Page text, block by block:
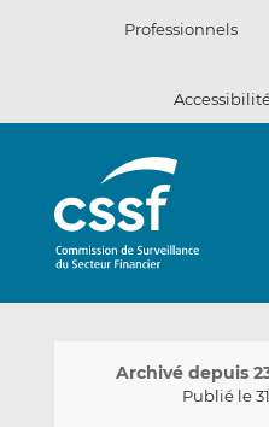
Professionnels
Archivé depuis
Publié le